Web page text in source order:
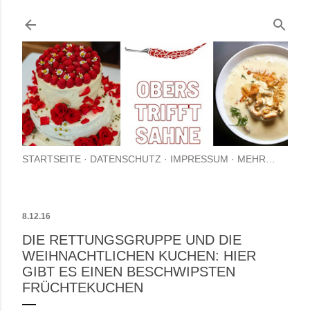
Direkt zum
STARTSEITE DATENSCHUTZ IMPRESSUM MEHR…
8.12.16
DIE RETTUNGSGRUPPE UND DIE
WEIHNACHTLICHEN KUCHEN: HIER
GIBT ES EINEN BESCHWIPSTEN
FRÜCHTEKUCHEN